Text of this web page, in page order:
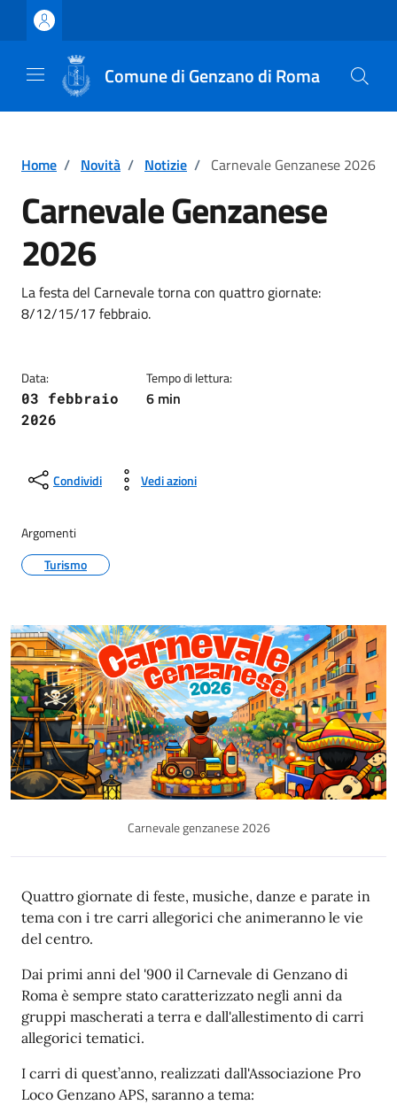
Vai ai contenuti
Vai al footer
Comune di Genzano di Roma
Home / Novità / Notizie / Carnevale Genzanese 2026
Carnevale Genzanese
2026
Dettagli della notizia
La festa del Carnevale torna con quattro giornate:
8/12/15/17 febbraio.
Data:
03 febbraio
2026
Tempo di lettura:
6 min
Condividi Vedi azioni
Argomenti
Turismo
Carnevale genzanese 2026
Descrizione
Quattro giornate di feste, musiche, danze e parate in
tema con i tre carri allegorici che animeranno le vie
del centro.
Dai primi anni del '900 il Carnevale di Genzano di
Roma è sempre stato caratterizzato negli anni da
gruppi mascherati a terra e dall'allestimento di carri
allegorici tematici.
I carri di quest’anno, realizzati dall'Associazione Pro
Loco Genzano APS, saranno a tema: